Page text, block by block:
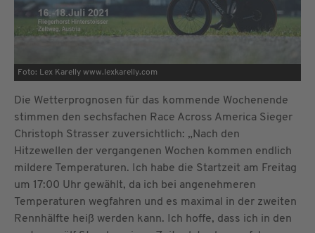
Foto: Lex Karelly www.lexkarelly.com
Die Wetterprognosen für das kommende Wochenende
stimmen den sechsfachen Race Across America Sieger
Christoph Strasser zuversichtlich: „Nach den
Hitzewellen der vergangenen Wochen kommen endlich
mildere Temperaturen. Ich habe die Startzeit am Freitag
um 17:00 Uhr gewählt, da ich bei angenehmeren
Temperaturen wegfahren und es maximal in der zweiten
Rennhälfte heiß werden kann. Ich hoffe, dass ich in den